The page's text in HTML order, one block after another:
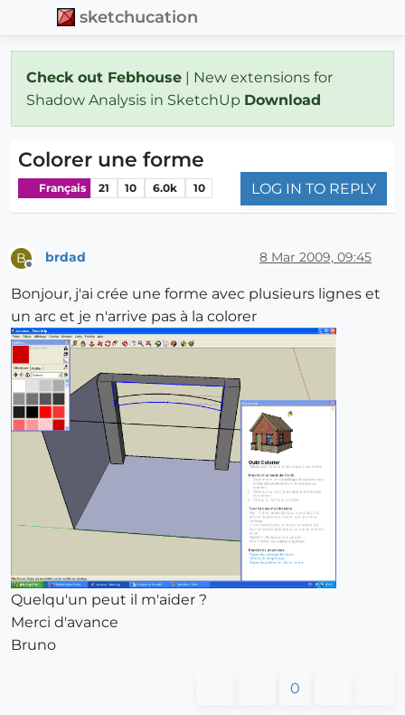
sketchucation
Check out Febhouse | New extensions for
Shadow Analysis in SketchUp Download
Colorer une forme
Français 21 10 6.0k 10 LOG IN TO REPLY
B brdad 8 Mar 2009, 09:45
Bonjour, j'ai crée une forme avec plusieurs lignes et
un arc et je n'arrive pas à la colorer
Quelqu'un peut il m'aider ?
Merci d'avance
Bruno
0